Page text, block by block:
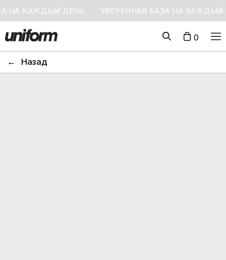
ДЕНЬ УВЕРЕННАЯ БАЗА НА КАЖДЫЙ ДЕНЬ
0
Назад
←